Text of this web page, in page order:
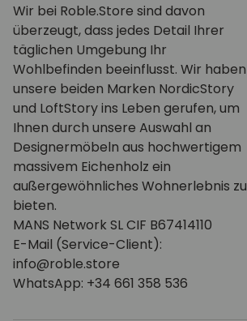
Wir bei Roble.Store sind davon
überzeugt, dass jedes Detail Ihrer
täglichen Umgebung Ihr
Wohlbefinden beeinflusst. Wir haben
unsere beiden Marken NordicStory
und LoftStory ins Leben gerufen, um
Ihnen durch unsere Auswahl an
Designermöbeln aus hochwertigem
massivem Eichenholz ein
außergewöhnliches Wohnerlebnis zu
bieten.
MANS Network SL CIF B67414110
E-Mail (Service-Client):
info@roble.store
WhatsApp: +34 661 358 536